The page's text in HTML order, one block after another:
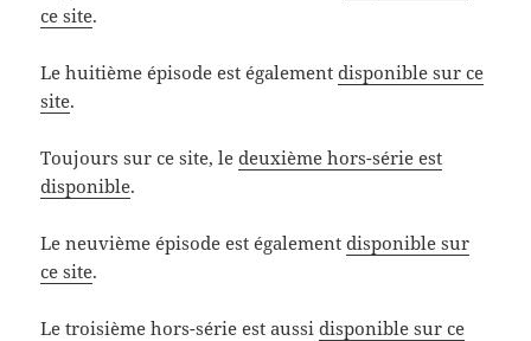
ce site.
Le huitième épisode est égalementdisponible sur ce
site.
Toujours sur ce site, ledeuxième hors-série est
disponible.
Le neuvième épisode est égalementdisponible sur
ce site.
Le troisième hors-série est aussidisponible sur ce